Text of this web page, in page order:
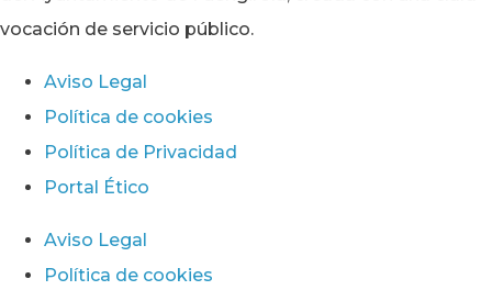
vocación de servicio público.
Aviso Legal
Política de cookies
Política de Privacidad
Portal Ético
Aviso Legal
Política de cookies